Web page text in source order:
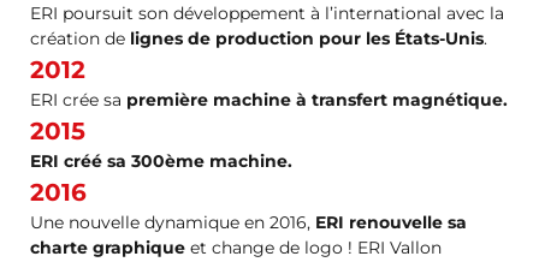
ERI poursuit son développement à l’international avec la
création de lignes de production pour les États-Unis.
2012
ERI crée sa première machine à transfert magnétique.
2015
ERI créé sa 300ème machine.
2016
Une nouvelle dynamique en 2016, ERI renouvelle sa
charte graphique et change de logo ! ERI Vallon